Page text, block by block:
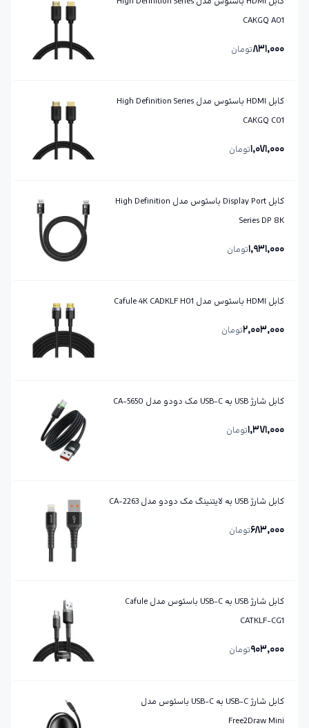
CAKGQ A01
831,000تومان
کابل HDMI باسئوس مدل High Definition Series
CAKGQ C01
1,071,000تومان
کابل Display Port باسئوس مدل High Definition
Series DP 8K
1,931,000تومان
کابل HDMI باسئوس مدل Cafule 4K CADKLF H01
2,003,000تومان
کابل شارژ USB به USB-C مک دودو مدل CA-5650
1,371,000تومان
کابل شارژ USB به لایتنینگ مک دودو مدل CA-2263
683,000تومان
کابل شارژ USB به USB-C باسئوس مدل Cafule
CATKLF-CG1
903,000تومان
کابل شارژ USB-C به USB-C باسئوس مدل
Free2Draw Mini